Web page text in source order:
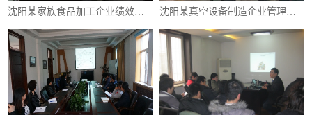
沈阳某家族食品加工企业绩效与薪酬管理体系咨询 沈阳某真空设备制造企业管理咨询项目